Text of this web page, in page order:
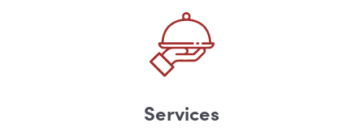
Services